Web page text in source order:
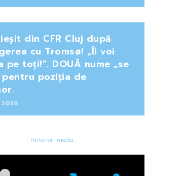
din CFR Cluj după
cu Tromsø! „Îi voi
pe toți!”. DOUĂ nume „se
pentru poziția de
- Parteneri media -